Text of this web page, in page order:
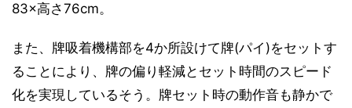
83×高さ76cm。
また、牌吸着機構部を4か所設けて牌(パイ)をセットす
ることにより、牌の偏り軽減とセット時間のスピード
化を実現しているそう。牌セット時の動作音も静かで